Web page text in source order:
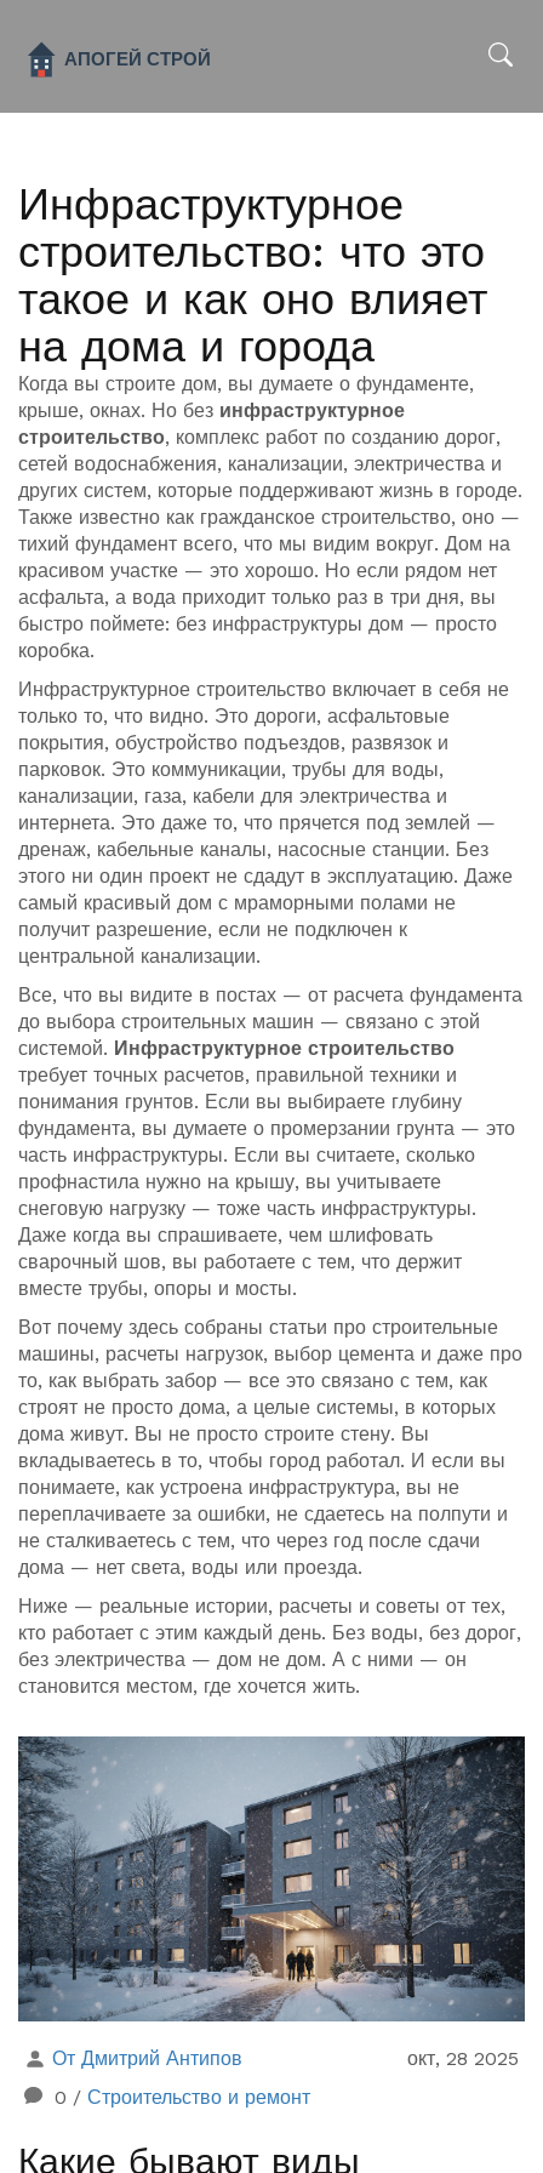
Инфраструктурное
строительство: что это
такое и как оно влияет
на дома и города
Когда вы строите дом, вы думаете о фундаменте,
крыше, окнах. Но без инфраструктурное
строительство, комплекс работ по созданию дорог,
сетей водоснабжения, канализации, электричества и
других систем, которые поддерживают жизнь в городе.
Также известно как гражданское строительство, оно —
тихий фундамент всего, что мы видим вокруг. Дом на
красивом участке — это хорошо. Но если рядом нет
асфальта, а вода приходит только раз в три дня, вы
быстро поймете: без инфраструктуры дом — просто
коробка.
Инфраструктурное строительство включает в себя не
только то, что видно. Это дороги, асфальтовые
покрытия, обустройство подъездов, развязок и
парковок. Это коммуникации, трубы для воды,
канализации, газа, кабели для электричества и
интернета. Это даже то, что прячется под землей —
дренаж, кабельные каналы, насосные станции. Без
этого ни один проект не сдадут в эксплуатацию. Даже
самый красивый дом с мраморными полами не
получит разрешение, если не подключен к
центральной канализации.
Все, что вы видите в постах — от расчета фундамента
до выбора строительных машин — связано с этой
системой. Инфраструктурное строительство
требует точных расчетов, правильной техники и
понимания грунтов. Если вы выбираете глубину
фундамента, вы думаете о промерзании грунта — это
часть инфраструктуры. Если вы считаете, сколько
профнастила нужно на крышу, вы учитываете
снеговую нагрузку — тоже часть инфраструктуры.
Даже когда вы спрашиваете, чем шлифовать
сварочный шов, вы работаете с тем, что держит
вместе трубы, опоры и мосты.
Вот почему здесь собраны статьи про строительные
машины, расчеты нагрузок, выбор цемента и даже про
то, как выбрать забор — все это связано с тем, как
строят не просто дома, а целые системы, в которых
дома живут. Вы не просто строите стену. Вы
вкладываетесь в то, чтобы город работал. И если вы
понимаете, как устроена инфраструктура, вы не
переплачиваете за ошибки, не сдаетесь на полпути и
не сталкиваетесь с тем, что через год после сдачи
дома — нет света, воды или проезда.
Ниже — реальные истории, расчеты и советы от тех,
кто работает с этим каждый день. Без воды, без дорог,
без электричества — дом не дом. А с ними — он
становится местом, где хочется жить.
От Дмитрий Антипов
окт, 28 2025
0 / Строительство и ремонт
Какие бывают виды